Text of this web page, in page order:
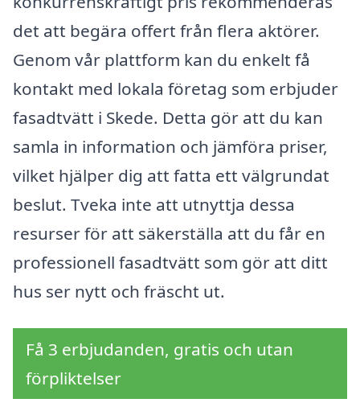
det att begära offert från flera aktörer.
Genom vår plattform kan du enkelt få
kontakt med lokala företag som erbjuder
fasadtvätt i Skede. Detta gör att du kan
samla in information och jämföra priser,
vilket hjälper dig att fatta ett välgrundat
beslut. Tveka inte att utnyttja dessa
resurser för att säkerställa att du får en
professionell fasadtvätt som gör att ditt
hus ser nytt och fräscht ut.
Få 3 erbjudanden, gratis och utan
förpliktelser